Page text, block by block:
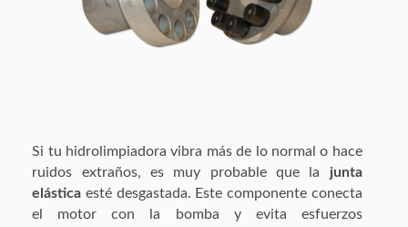
Si tu hidrolimpiadora vibra más de lo normal o hace
ruidos extraños, es muy probable que la junta
elástica esté desgastada. Este componente conecta
el motor con la bomba y evita esfuerzos